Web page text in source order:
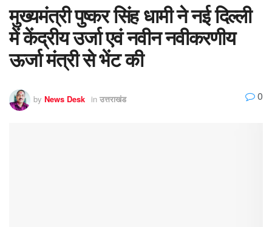
मुख्यमंत्री पुष्कर सिंह धामी ने नई दिल्ली
में केंद्रीय उर्जा एवं नवीन नवीकरणीय
ऊर्जा मंत्री से भेंट की
by News Desk in उत्तराखंड 0